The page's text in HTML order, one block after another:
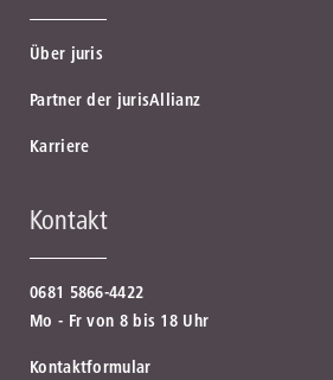
Über juris
Partner der jurisAllianz
Karriere
Kontakt
0681 5866-4422
Mo - Fr von 8 bis 18 Uhr
Kontaktformular